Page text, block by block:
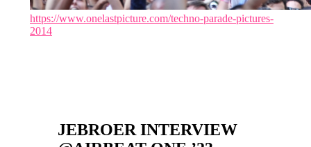
https://www.onelastpicture.com/techno-parade-pictures-
2014
JEBROER INTERVIEW